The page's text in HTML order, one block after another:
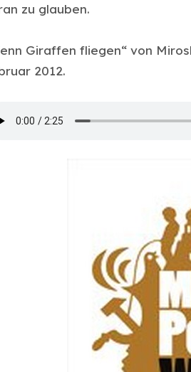
zu glauben.
Giraffen fliegen“ von
2012.